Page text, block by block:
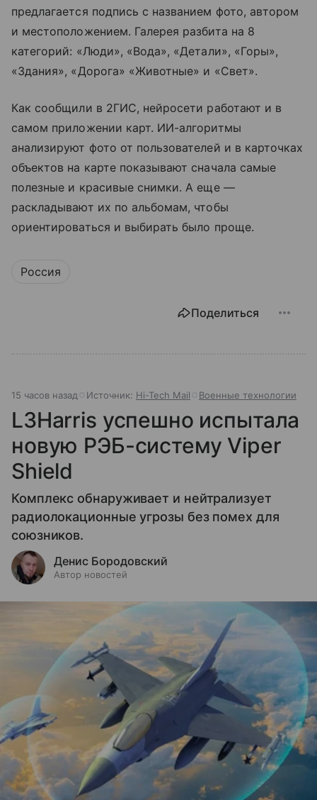
предлагается подпись с названием фото, автором
и местоположением. Галерея разбита на 8
категорий: «Люди», «Вода», «Детали», «Горы»,
«Здания», «Дорога» «Животные» и «Свет».
Как сообщили в 2ГИС, нейросети работают и в
самом приложении карт. ИИ-алгоритмы
анализируют фото от пользователей и в карточках
объектов на карте показывают сначала самые
полезные и красивые снимки. А еще —
раскладывают их по альбомам, чтобы
ориентироваться и выбирать было проще.
Россия
Поделиться
15 часов назад Источник: Hi-Tech Mail Военные технологии
L3Harris успешно испытала
новую РЭБ-систему Viper
Shield
Комплекс обнаруживает и нейтрализует
радиолокационные угрозы без помех для
союзников.
Денис Бородовский
Автор новостей